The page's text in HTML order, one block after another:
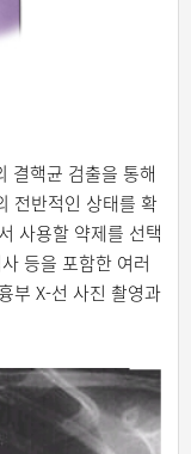
결핵균 검출을 통해
전반적인 상태를 확
사용할 약제를 선택
등을 포함한 여러
부 X-선 사진 촬영과